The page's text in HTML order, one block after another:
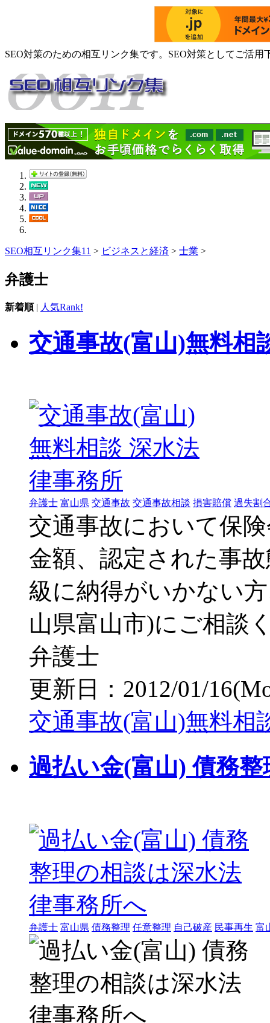
SEO対策のための相互リンク集です。SEO対策としてご活用
SEO相互リンク集11 > ビジネスと経済 > 士業 >
弁護士
新着順| 人気Rank!
交通事故(富山)無料相
弁護士 富山県 交通事故 交通事故相談 損害賠償 過失割
交通事故において保
金額、認定された事
級に納得がいかない
山県富山市)にご相談
弁護士
更新日：2012/01/
交通事故(富山)無料相
過払い金(富山) 債務
弁護士 富山県 債務整理 任意整理 自己破産 民事再生 富